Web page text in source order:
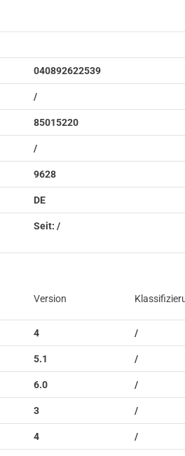
040892622539
/
85015220
/
9628
DE
Seit: /
Version
4 /
5.1 /
6.0 /
3 /
4 /